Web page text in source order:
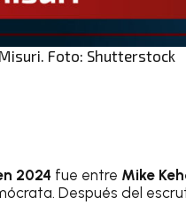
Foto: Shutterstock
2024 fue entre Mike
Después del